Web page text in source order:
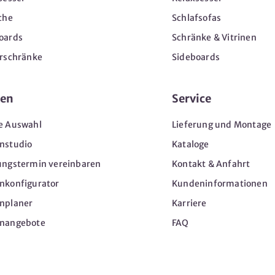
Schlafsofas
Schränke & Vitrinen
Sideboards
Auswahl
vereinbaren
Service
Lieferung und Montage
Kataloge
Kontakt & Anfahrt
Kundeninformationen
Karriere
FAQ